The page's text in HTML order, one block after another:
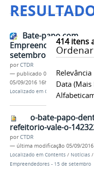
414itens
Relevância
Data
Bate-papo com
Empreendedores - 15
setembro
porCTDR
— publicado 05/09/2016—
05/09/2016 16h29
Localizado em Contents /
o-bate-papo-
refeitorio-vale-o-
porCTDR
— última modificação 05/09/
Localizado em Contents / Notícias /
Empreendedores - 15 de setembro